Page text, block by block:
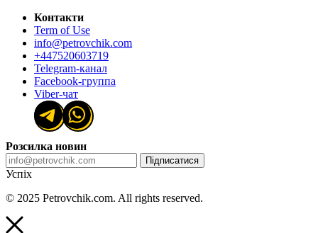
Контакти
Term of Use
info@petrovchik.com
+447520603719
Telegram-канал
Facebook-группа
Viber-чат
Розсилка новин
Підписатися
Успіх
© 2025 Petrovchik.com. All rights reserved.